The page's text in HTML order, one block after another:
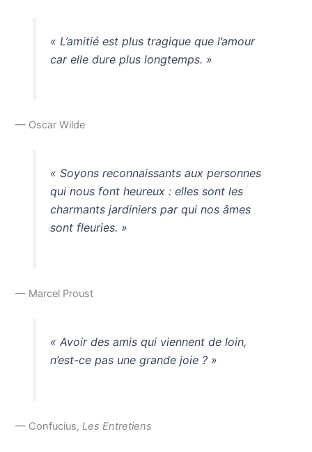
« L’amitié est plus tragique que l’amour
car elle dure plus longtemps. »
— Oscar Wilde
« Soyons reconnaissants aux personnes
qui nous font heureux : elles sont les
charmants jardiniers par qui nos âmes
sont fleuries. »
— Marcel Proust
« Avoir des amis qui viennent de loin,
n’est-ce pas une grande joie ? »
— Confucius,Les Entretiens